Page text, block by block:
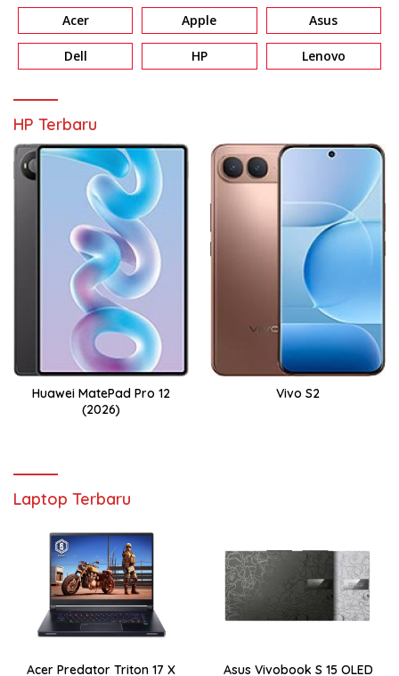
Acer Apple Asus
Dell HP Lenovo
HP Terbaru
Huawei MatePad Pro 12
(2026)
Vivo S2
Laptop Terbaru
Acer Predator Triton 17 X Asus Vivobook S 15 OLED